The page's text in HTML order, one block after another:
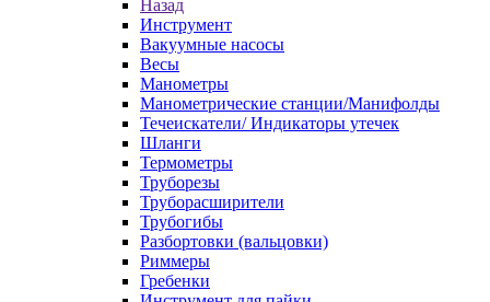
Назад
Инструмент
Вакуумные насосы
Весы
Манометры
Манометрические станции/Манифолды
Течеискатели/ Индикаторы утечек
Шланги
Термометры
Труборезы
Труборасширители
Трубогибы
Разбортовки (вальцовки)
Риммеры
Гребенки